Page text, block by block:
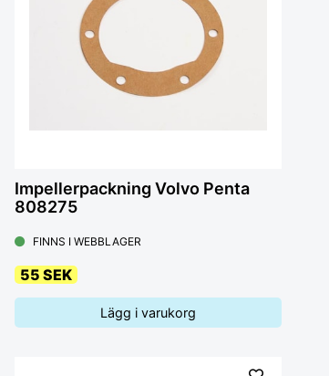
Impellerpackning Volvo Penta
808275
FINNS I WEBBLAGER
55 SEK
Lägg i varukorg